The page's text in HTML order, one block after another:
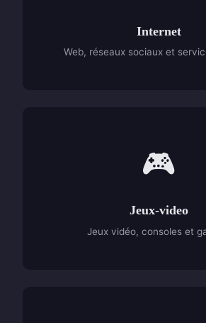
Internet
Web, réseaux sociaux et
🎮
Jeux-video
Jeux vidéo, consoles et